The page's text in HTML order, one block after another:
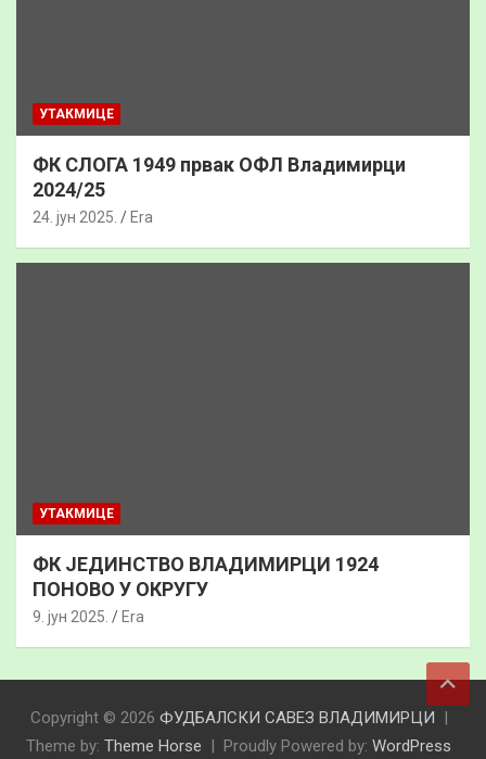
УТАКМИЦЕ
ФК СЛОГА 1949 првак ОФЛ Владимирци
2024/25
24. јун 2025. Era
УТАКМИЦЕ
ФК ЈЕДИНСТВО ВЛАДИМИРЦИ 1924
ПОНОВО У ОКРУГУ
9. јун 2025. Era
Copyright © 2026 ФУДБАЛСКИ САВЕЗ ВЛАДИМИРЦИ
Theme by: Theme Horse Proudly Powered by: WordPress